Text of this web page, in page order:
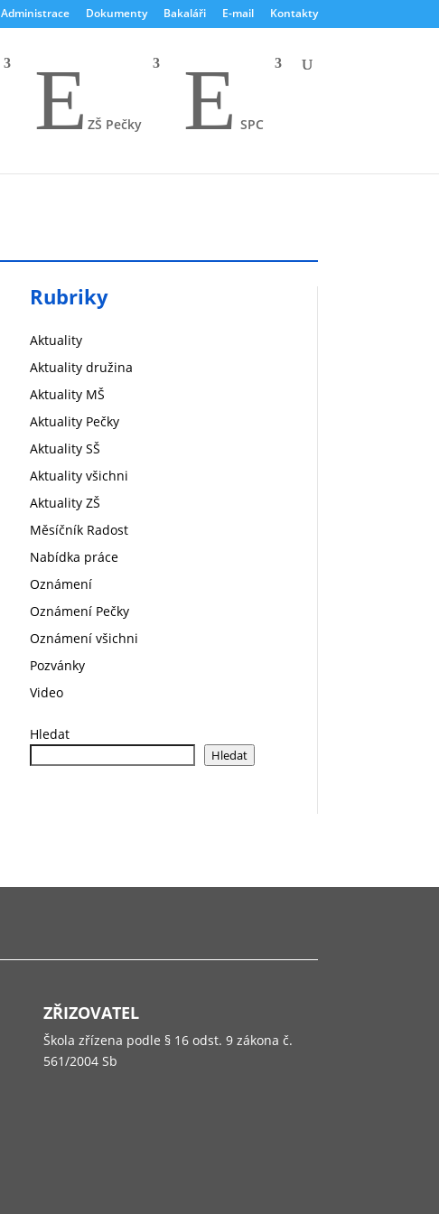
Administrace Dokumenty Bakaláři E-mail Kontakty
E ZŠ Pečky E SPC
Rubriky
Aktuality
Aktuality družina
Aktuality MŠ
Aktuality Pečky
Aktuality SŠ
Aktuality všichni
Aktuality ZŠ
Měsíčník Radost
Nabídka práce
Oznámení
Oznámení Pečky
Oznámení všichni
Pozvánky
Video
Hledat
Hledat
ZŘIZOVATEL
Škola zřízena podle § 16 odst. 9 zákona č.
561/2004 Sb